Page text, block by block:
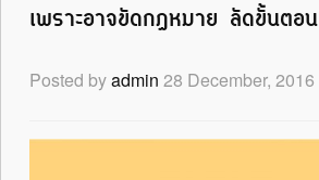
เพราะอาจขัดกฎหมาย ลัดขั้นตอน
Posted byadmin 28 December, 2016